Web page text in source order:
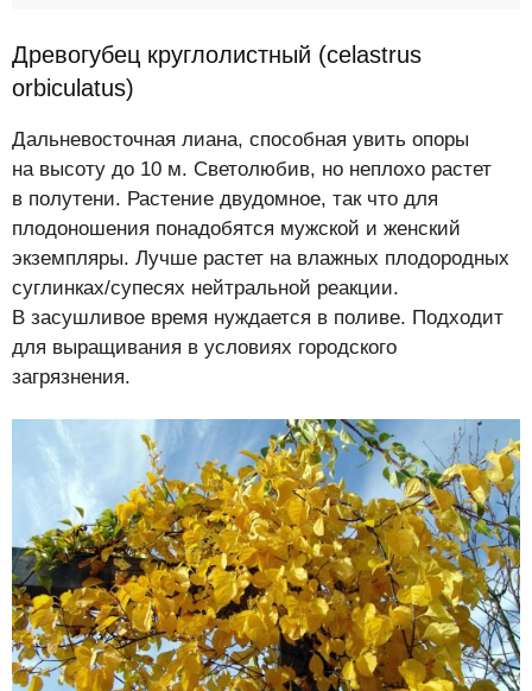
Древогубец круглолистный (celastrus
orbiculatus)
Дальневосточная лиана, способная увить опоры
на высоту до 10 м. Светолюбив, но неплохо растет
в полутени. Растение двудомное, так что для
плодоношения понадобятся мужской и женский
экземпляры. Лучше растет на влажных плодородных
суглинках/супесях нейтральной реакции.
В засушливое время нуждается в поливе. Подходит
для выращивания в условиях городского
загрязнения.